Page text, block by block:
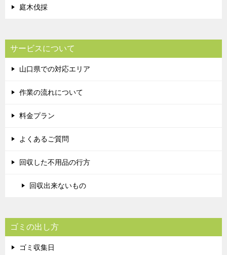
庭木伐採
サービスについて
山口県での対応エリア
作業の流れについて
料金プラン
よくあるご質問
回収した不用品の行方
回収出来ないもの
ゴミの出し方
ゴミ収集日